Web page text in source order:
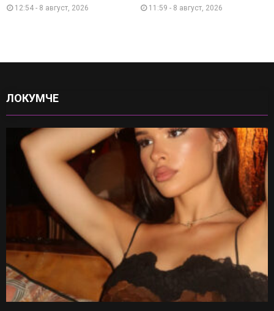
12:54 - 8 август, 2026 11:59 - 8 август, 2026
ЛОКУМЧЕ